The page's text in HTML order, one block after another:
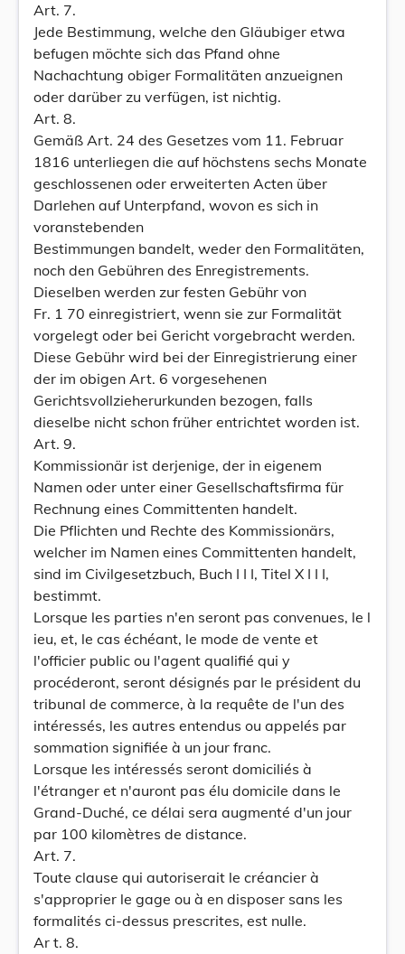
Art. 7.
Jede Bestimmung, welche den Gläubiger etwa
befugen möchte sich das Pfand ohne
Nachachtung obiger Formalitäten anzueignen
oder darüber zu verfügen, ist nichtig.
Art. 8.
Gemäß Art. 24 des Gesetzes vom 11. Februar
1816 unterliegen die auf höchstens sechs Monate
geschlossenen oder erweiterten Acten über
Darlehen auf Unterpfand, wovon es sich in
voranstebenden
Bestimmungen bandelt, weder den Formalitäten,
noch den Gebühren des Enregistrements.
Dieselben werden zur festen Gebühr von
Fr. 1 70 einregistriert, wenn sie zur Formalität
vorgelegt oder bei Gericht vorgebracht werden.
Diese Gebühr wird bei der Einregistrierung einer
der im obigen Art. 6 vorgesehenen
Gerichtsvollzieherurkunden bezogen, falls
dieselbe nicht schon früher entrichtet worden ist.
Art. 9.
Kommissionär ist derjenige, der in eigenem
Namen oder unter einer Gesellschaftsfirma für
Rechnung eines Committenten handelt.
Die Pflichten und Rechte des Kommissionärs,
welcher im Namen eines Committenten handelt,
sind im Civilgesetzbuch, Buch I I I, Titel X I I I,
bestimmt.
Lorsque les parties n'en seront pas convenues, le l
ieu, et, le cas échéant, le mode de vente et
l'officier public ou l'agent qualifié qui y
procéderont, seront désignés par le président du
tribunal de commerce, à la requête de l'un des
intéressés, les autres entendus ou appelés par
sommation signifiée à un jour franc.
Lorsque les intéressés seront domiciliés à
l'étranger et n'auront pas élu domicile dans le
Grand-Duché, ce délai sera augmenté d'un jour
par 100 kilomètres de distance.
Art. 7.
Toute clause qui autoriserait le créancier à
s'approprier le gage ou à en disposer sans les
formalités ci-dessus prescrites, est nulle.
Ar t. 8.